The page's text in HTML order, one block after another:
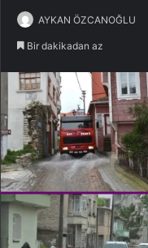
AYKAN ÖZCANOĞLU
Bir dakikadan az